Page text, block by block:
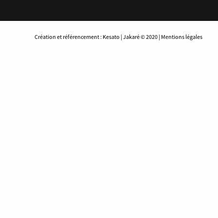
Création et référencement : Kesato | Jakaré © 2020 | Mentions légales